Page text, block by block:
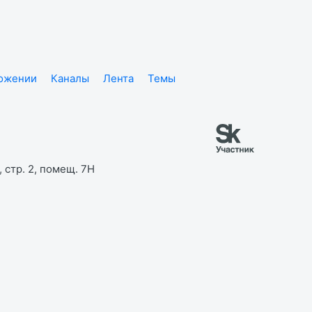
Каналы Лента
Темы
стр. 2, помещ. 7Н